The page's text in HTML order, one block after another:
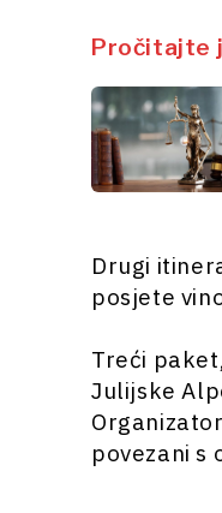
Pročitajte
Drugi
posjete
Treći
Julijske
povezani s